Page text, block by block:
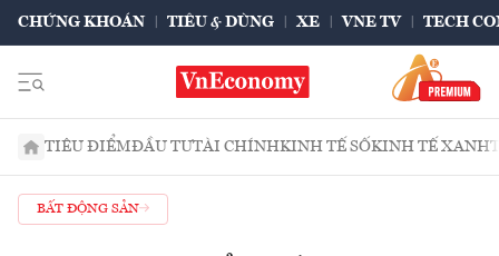
CHỨNG KHOÁN TIÊU & DÙNG XE VNE TV TECH
TIÊU ĐIỂMĐẦU TƯTÀI CHÍNHKINH TẾ SỐKINH TẾ XANH
BẤT ĐỘNG SẢN